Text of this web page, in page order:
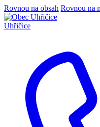
Rovnou na obsah Rovnou na
Uhřičice